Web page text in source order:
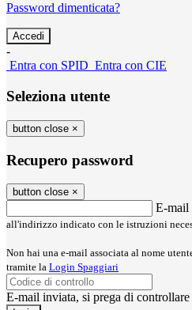
Password dimenticata?
-
Entra con SPID Entra con CIE
Seleziona utente
button close ×
Recupero password
button close ×
E-mail
all'indirizzo indicato con le istruzioni
Non hai una e-mail associata al nome
tramite la Login Spaggiari
E-mail inviata, si prega di